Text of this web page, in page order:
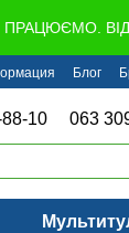
ПРАЦЮЄМО.
Блог
10 063